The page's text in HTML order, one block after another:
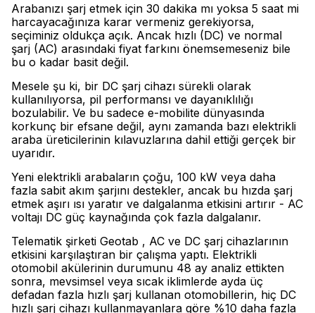
Arabanızı şarj etmek için 30 dakika mı yoksa 5 saat mi
harcayacağınıza karar vermeniz gerekiyorsa,
seçiminiz oldukça açık. Ancak hızlı (DC) ve normal
şarj (AC) arasındaki fiyat farkını önemsemeseniz bile
bu o kadar basit değil.
Mesele şu ki, bir DC şarj cihazı sürekli olarak
kullanılıyorsa, pil performansı ve dayanıklılığı
bozulabilir. Ve bu sadece e-mobilite dünyasında
korkunç bir efsane değil, aynı zamanda bazı elektrikli
araba üreticilerinin kılavuzlarına dahil ettiği gerçek bir
uyarıdır.
Yeni elektrikli arabaların çoğu, 100 kW veya daha
fazla sabit akım şarjını destekler, ancak bu hızda şarj
etmek aşırı ısı yaratır ve dalgalanma etkisini artırır - AC
voltajı DC güç kaynağında çok fazla dalgalanır.
Telematik şirketi Geotab , AC ve DC şarj cihazlarının
etkisini karşılaştıran bir çalışma yaptı. Elektrikli
otomobil akülerinin durumunu 48 ay analiz ettikten
sonra, mevsimsel veya sıcak iklimlerde ayda üç
defadan fazla hızlı şarj kullanan otomobillerin, hiç DC
hızlı şarj cihazı kullanmayanlara göre %10 daha fazla